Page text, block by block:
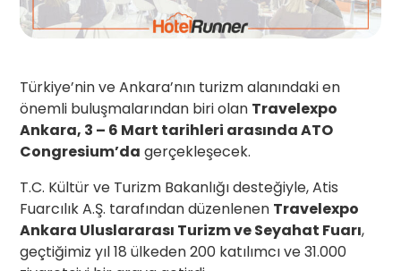
Türkiye’nin ve Ankara’nın turizm alanındaki en
önemli buluşmalarından biri olan Travelexpo
Ankara, 3 – 6 Mart tarihleri arasında ATO
Congresium’da gerçekleşecek.
T.C. Kültür ve Turizm Bakanlığı desteğiyle, Atis
Fuarcılık A.Ş. tarafından düzenlenen Travelexpo
Ankara Uluslararası Turizm ve Seyahat Fuarı,
geçtiğimiz yıl 18 ülkeden 200 katılımcı ve 31.000